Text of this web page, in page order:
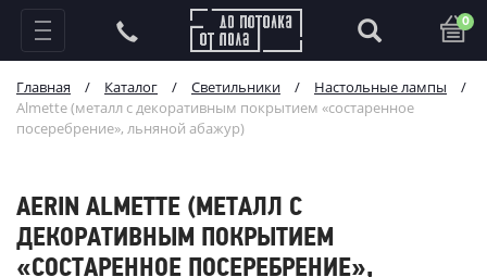
0
Главная / Каталог / Светильники / Настольные лампы
/
Almette (металл с декоративным покрытием «состаренное
посеребрение», льняной абажур)
AERIN ALMETTE (МЕТАЛЛ С
ДЕКОРАТИВНЫМ ПОКРЫТИЕМ
«СОСТАРЕННОЕ ПОСЕРЕБРЕНИЕ»,